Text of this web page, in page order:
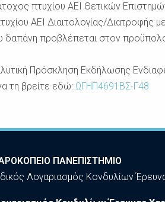
πτυχίου ΑΕΙ Θετικών
ΑΕΙ Διαιτολογίας/Διατροφής
προβλέπεται στον
Πρόσκληση Εκδήλωσης
τη βρείτε εδώ: ΩΓΗΠ4691ΒΣ-Γ48
ΠΑΝΕΠΙΣΤΗΜΙΟ
Λογαριασμός Κονδυλίων